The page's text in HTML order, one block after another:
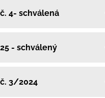
4- schválená
- schválený
3/2024